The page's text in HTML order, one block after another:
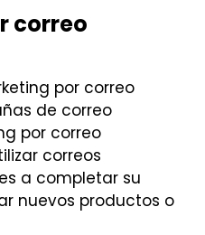
correo
por correo
de correo
por correo
correos
a completar su
nuevos productos o